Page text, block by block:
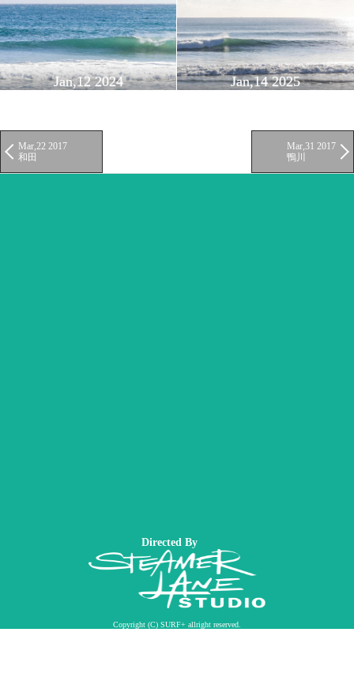
Jan,12 2024 Jan,14 2025
Mar,22 2017
和田
Mar,31 2017
鴨川
Directed By
Copyright (C) SURF+ allright reserved.